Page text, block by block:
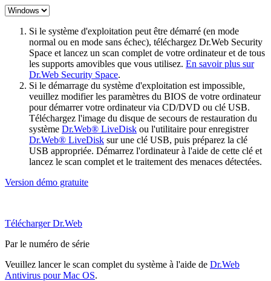
Si le système d'exploitation peut être démarré (en mode
normal ou en mode sans échec), téléchargez Dr.Web Security
Space et lancez un scan complet de votre ordinateur et de tous
les supports amovibles que vous utilisez. En savoir plus sur
Dr.Web Security Space.
Si le démarrage du système d'exploitation est impossible,
veuillez modifier les paramètres du BIOS de votre ordinateur
pour démarrer votre ordinateur via CD/DVD ou clé USB.
Téléchargez l'image du disque de secours de restauration du
système Dr.Web® LiveDisk ou l'utilitaire pour enregistrer
Dr.Web® LiveDisk sur une clé USB, puis préparez la clé
USB appropriée. Démarrez l'ordinateur à l'aide de cette clé et
lancez le scan complet et le traitement des menaces détectées.
Version démo gratuite
Télécharger Dr.Web
Par le numéro de série
Veuillez lancer le scan complet du système à l'aide de Dr.Web
Antivirus pour Mac OS.